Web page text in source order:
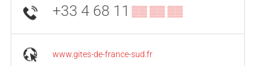
+33 4 68 11 ▒▒ ▒▒ ▒▒
www.gites-de-france-sud.fr